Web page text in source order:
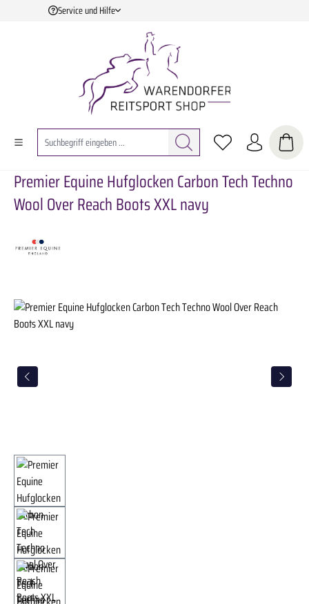
Zum Hauptinhalt springen
Service und Hilfe
Premier Equine Hufglocken Carbon Tech Techno
Wool Over Reach Boots XXL navy
Bildergalerie überspringen